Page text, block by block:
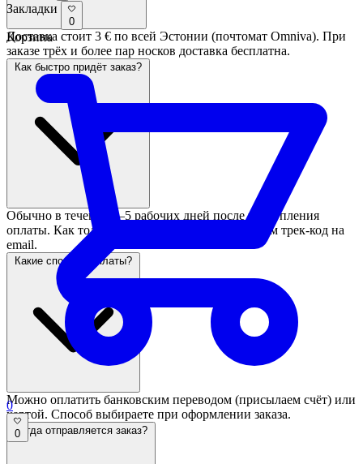
Доставка стоит 3 € по всей Эстонии (почтомат Omniva). При
заказе трёх и более пар носков доставка бесплатна.
Как быстро придёт заказ?
Обычно в течение 2–5 рабочих дней после поступления
оплаты. Как только отправим посылку, пришлём трек-код на
email.
Какие способы оплаты?
Можно оплатить банковским переводом (присылаем счёт) или
картой. Способ выбираете при оформлении заказа.
Когда отправляется заказ?
Закладки
0
Корзина
0
0